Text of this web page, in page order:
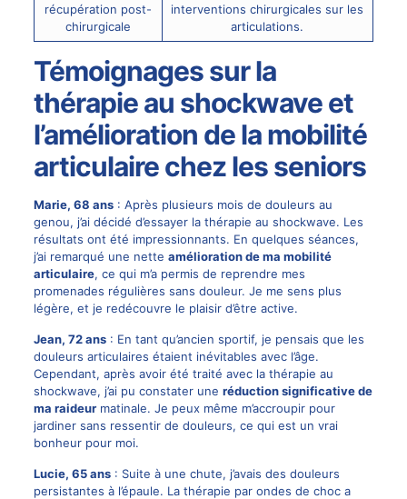
récupération post-
chirurgicale
interventions chirurgicales sur les
articulations.
Témoignages sur la
thérapie au shockwave et
l’amélioration de la mobilité
articulaire chez les seniors
Marie, 68 ans: Après plusieurs mois de douleurs au
genou, j’ai décidé d’essayer la thérapie au shockwave. Les
résultats ont été impressionnants. En quelques séances,
j’ai remarqué une nette amélioration de ma mobilité
articulaire, ce qui m’a permis de reprendre mes
promenades régulières sans douleur. Je me sens plus
légère, et je redécouvre le plaisir d’être active.
Jean, 72 ans: En tant qu’ancien sportif, je pensais que les
douleurs articulaires étaient inévitables avec l’âge.
Cependant, après avoir été traité avec la thérapie au
shockwave, j’ai pu constater une réduction significative de
ma raideurmatinale. Je peux même m’accroupir pour
jardiner sans ressentir de douleurs, ce qui est un vrai
bonheur pour moi.
Lucie, 65 ans: Suite à une chute, j’avais des douleurs
persistantes à l’épaule. La thérapie par ondes de choc a